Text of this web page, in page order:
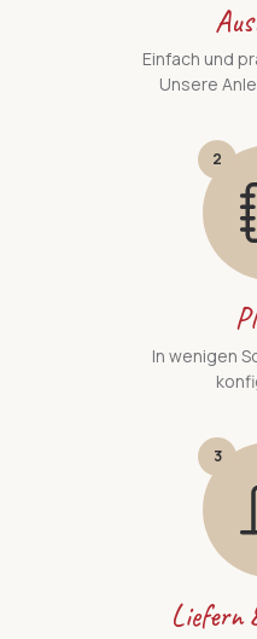
Einfach und
Unsere
2
In wenigen
3
Liefern